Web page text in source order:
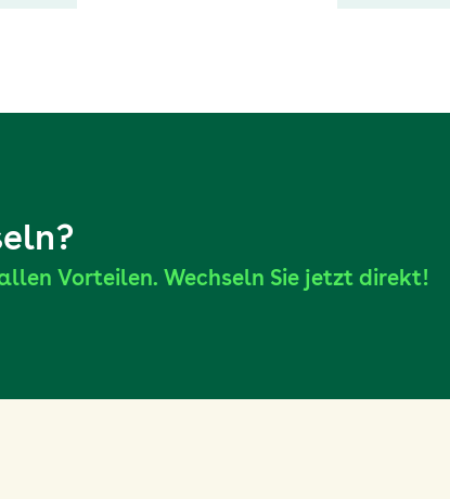
Vorteilen. Wechseln Sie jetzt direkt!